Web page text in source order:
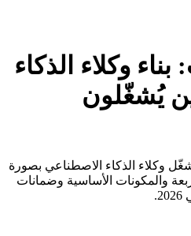
وكلاء الذكاء
يُشغّلون
وكلاء الذكاء الاصطناعي بصورة
والمكونات الأساسية وضمانات